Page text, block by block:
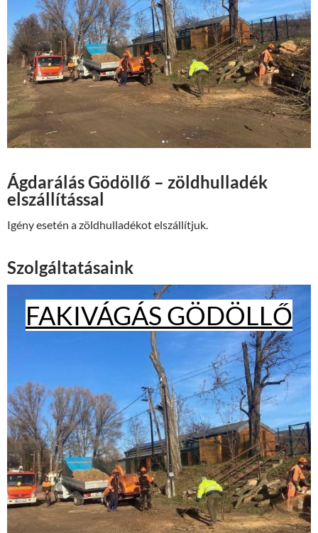
Ágdarálás Gödöllő – zöldhulladék
elszállítással
Igény esetén a zöldhulladékot elszállítjuk.
Szolgáltatásaink
FAKIVÁGÁS GÖDÖLLŐ